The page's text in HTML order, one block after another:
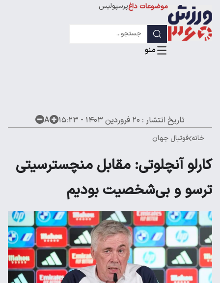
موضوعات داغپرسپولیس
لیگ قهرمانان
تاریخ انتشار : ۲۰ فروردین ۱۴۰۳ - ۱۵:۲۳ A
خانه فوتبال جهان
کارلو آنچلوتی: مقابل منچسترسیتی
ترسو و بی‌شخصیت بودیم